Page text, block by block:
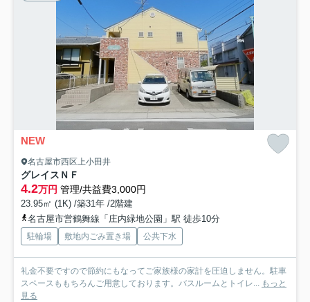
NEW
名古屋市西区上小田井
グレイスＮＦ
4.2万円 管理/共益費3,000円
23.95㎡ (1K) /築31年 /2階建
名古屋市営鶴舞線「庄内緑地公園」駅 徒歩10分
駐輪場 敷地内ごみ置き場 公共下水
礼金不要ですので節約にもなってご家族様の家計を圧迫しません。駐車
スペースももちろんご用意しております。バスルームとトイレ... もっと
見る